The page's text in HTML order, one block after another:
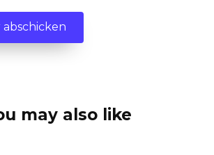
may also like